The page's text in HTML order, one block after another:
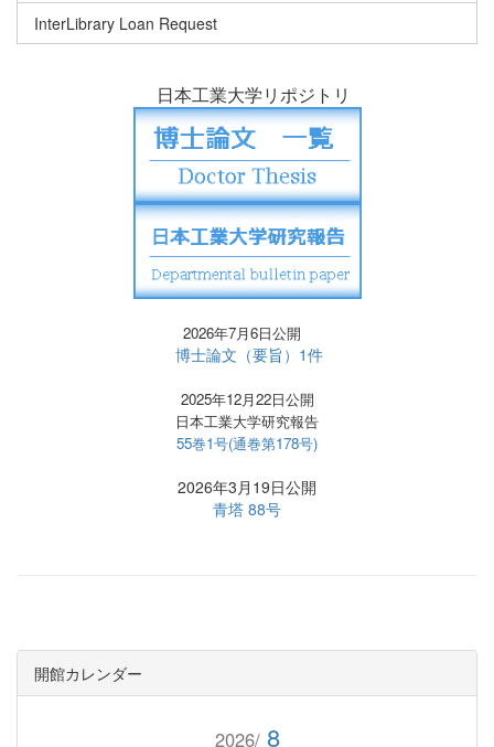
InterLibrary Loan Request
日本工業大学リポジトリ
2026年7月6日公開
博士論文（要旨）1件
2025年12月22日公開
日本工業大学研究報告
55巻1号(通巻第178号)
2026年3月19日公開
青塔 88号
開館カレンダー
2026/8